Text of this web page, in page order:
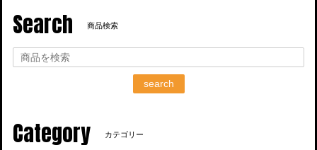
Search 商品検索
search
Category カテゴリー